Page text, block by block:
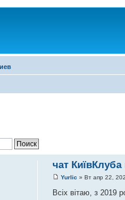
чат КиївКлуба
Yurlic » Вт апр 22,
Всіх вітаю, з 2019